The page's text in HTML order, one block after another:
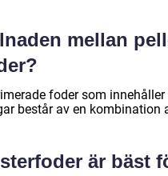
mellan
foder som
består av en kombination
är bäst